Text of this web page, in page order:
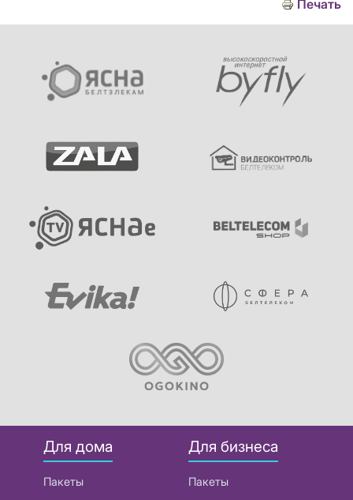
Печать
Для дома
Пакеты
Для бизнеса
Пакеты